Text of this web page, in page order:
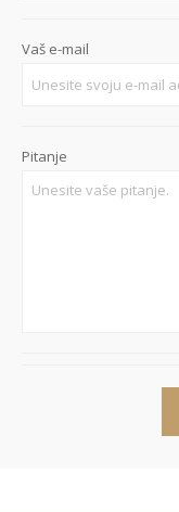
Vaš e-mail
Pitanje